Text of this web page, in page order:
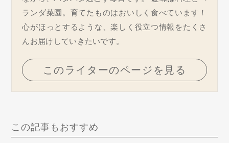
ランダ菜園。育てたものはおいしく食べています！
心がほっとするような、楽しく役立つ情報をたくさ
んお届けしていきたいです。
このライターのページを見る
この記事もおすすめ